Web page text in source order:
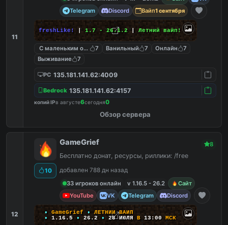
11
Telegram
Discord Вайп1 сентября
freshLike! 1.7 - 26.1.2 | Летний вайп!
С маленьким онлайном
7 Ванильный 7 Онлайн
7
Выживание
7
PC 135.181.141.62:4009
Bedrock 135.181.141.62:4157
копий IPв августе6сегодня0
Обзор сервера
12
10
GameGrief 8
Бесплатно донат, ресурсы, риллики: /free
добавлен 788 дн назад
33 игроков онлайн
v 1.16.5 - 26.2
Сайт
YouTube
VK Telegram Discord
• GameGrief • ЛЕТНИЙ ВАЙП
•
1. 16 . 5 • 26.2 • 28 ИЮЛЯ В 13:00 МСК